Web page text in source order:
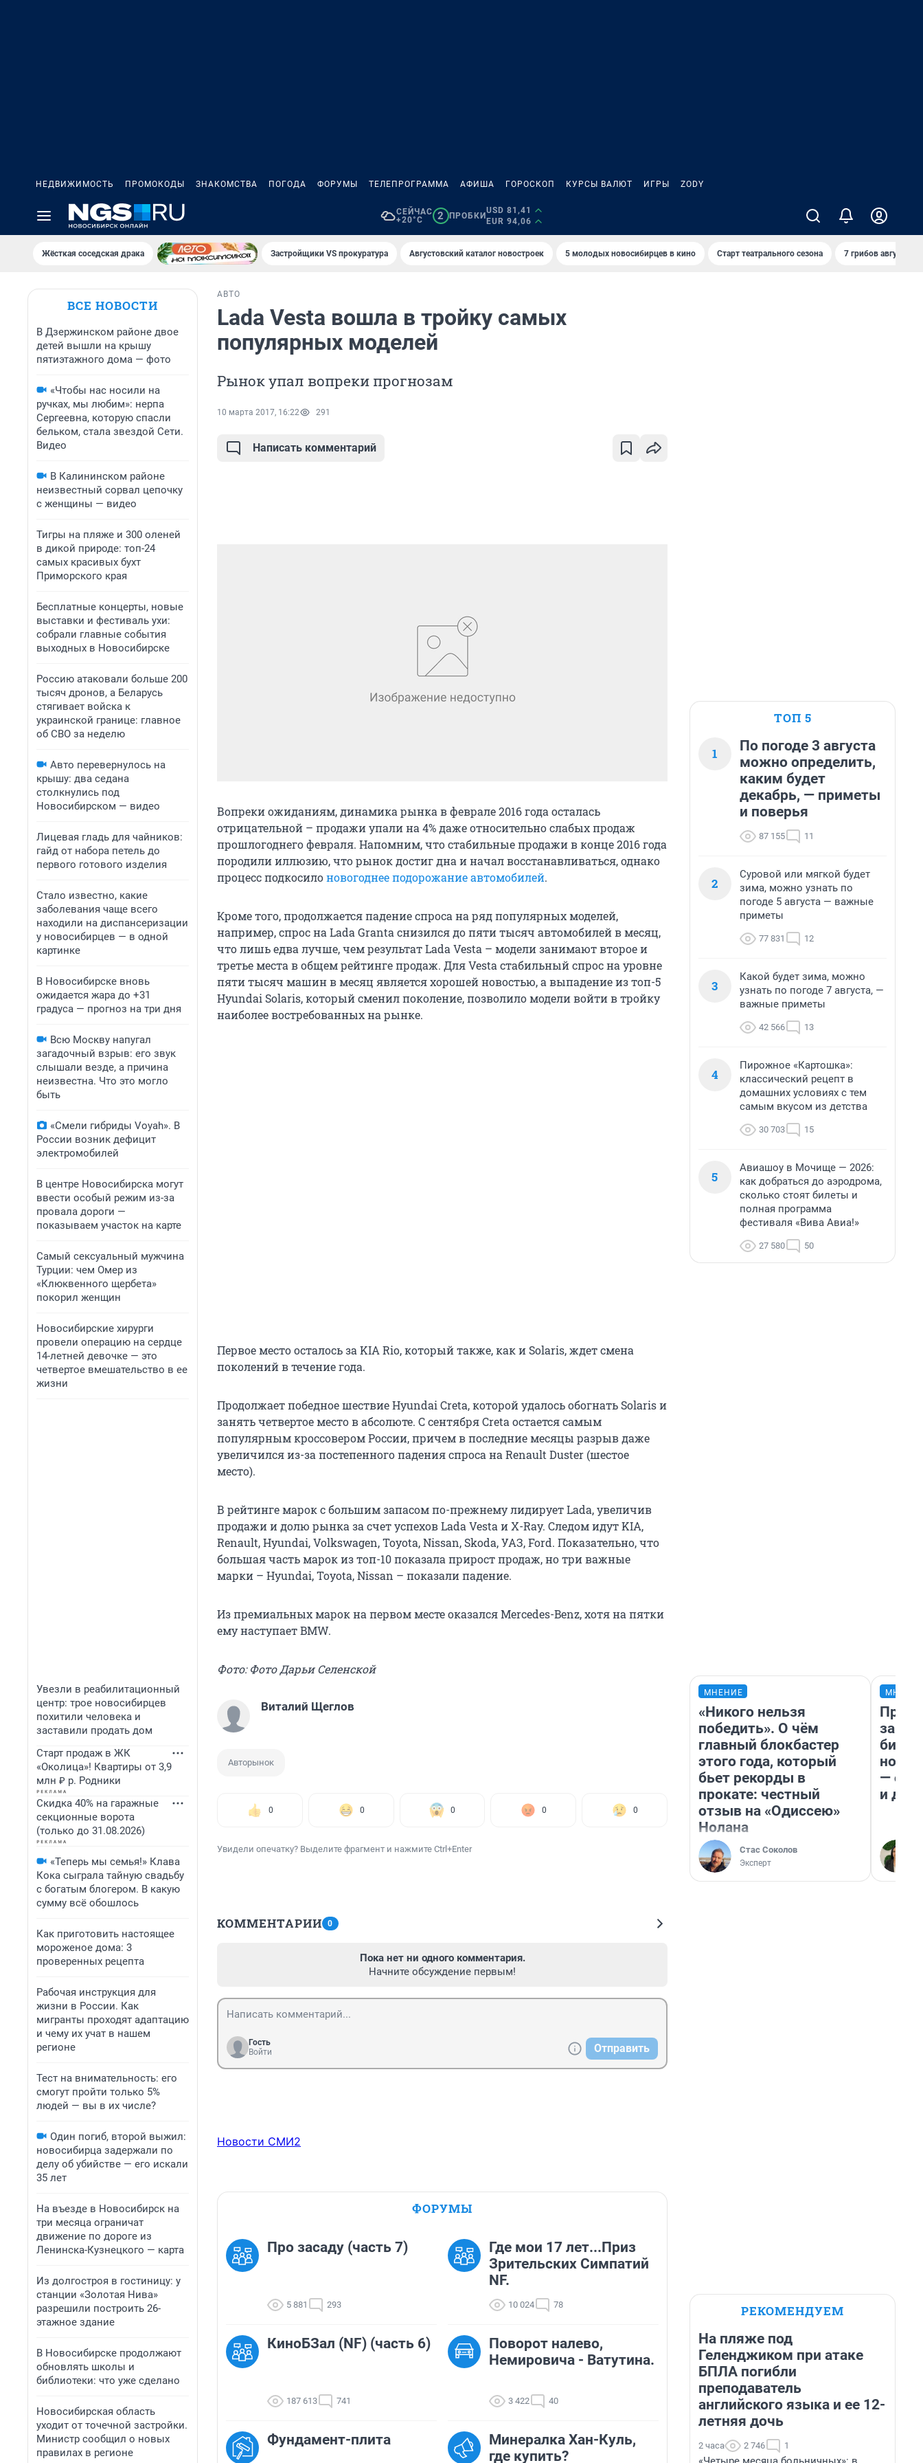
НЕДВИЖИМОСТЬ ПРОМОКОДЫ ЗНАКОМСТВА ПОГОДА ФОРУМЫ ТЕЛЕПРОГРАММА АФИША ГОРОСКОП КУРСЫ ВАЛЮТ ИГРЫ ZODY
СЕЙЧАС
+20°C
2 ПРОБКИ
USD 81,41
EUR 94,06
Жёсткая соседская драка Застройщики VS прокуратура Августовский каталог новостроек 5 молодых новосибирцев в кино Старт театрального сезона 7 грибов августа
ВСЕ НОВОСТИ
В Дзержинском районе двое
детей вышли на крышу
пятиэтажного дома — фото
«Чтобы нас носили на
ручках, мы любим»: нерпа
Сергеевна, которую спасли
бельком, стала звездой Сети.
Видео
В Калининском районе
неизвестный сорвал цепочку
с женщины — видео
Тигры на пляже и 300 оленей
в дикой природе: топ-24
самых красивых бухт
Приморского края
Бесплатные концерты, новые
выставки и фестиваль ухи:
собрали главные события
выходных в Новосибирске
Россию атаковали больше 200
тысяч дронов, а Беларусь
стягивает войска к
украинской границе: главное
об СВО за неделю
Авто перевернулось на
крышу: два седана
столкнулись под
Новосибирском — видео
Лицевая гладь для чайников:
гайд от набора петель до
первого готового изделия
Стало известно, какие
заболевания чаще всего
находили на диспансеризации
у новосибирцев — в одной
картинке
В Новосибирске вновь
ожидается жара до +31
градуса — прогноз на три дня
Всю Москву напугал
загадочный взрыв: его звук
слышали везде, а причина
неизвестна. Что это могло
быть
«Смели гибриды Voyah». В
России возник дефицит
электромобилей
В центре Новосибирска могут
ввести особый режим из-за
провала дороги —
показываем участок на карте
Самый сексуальный мужчина
Турции: чем Омер из
«Клюквенного щербета»
покорил женщин
Новосибирские хирурги
провели операцию на сердце
14-летней девочке — это
четвертое вмешательство в ее
жизни
Увезли в реабилитационный
центр: трое новосибирцев
похитили человека и
заставили продать дом
Старт продаж в ЖК
«Околица»! Квартиры от 3,9
млн ₽ р. Родники
Скидка 40% на гаражные
секционные ворота
(только до 31.08.2026)
«Теперь мы семья!» Клава
Кока сыграла тайную свадьбу
с богатым блогером. В какую
сумму всё обошлось
Как приготовить настоящее
мороженое дома: 3
проверенных рецепта
Рабочая инструкция для
жизни в России. Как
мигранты проходят адаптацию
и чему их учат в нашем
регионе
Тест на внимательность: его
смогут пройти только 5%
людей — вы в их числе?
Один погиб, второй выжил:
новосибирца задержали по
делу об убийстве — его искали
35 лет
На въезде в Новосибирск на
три месяца ограничат
движение по дороге из
Ленинска-Кузнецкого — карта
Из долгостроя в гостиницу: у
станции «Золотая Нива»
разрешили построить 26-
этажное здание
В Новосибирске продолжают
обновлять школы и
библиотеки: что уже сделано
Новосибирская область
уходит от точечной застройки.
Министр сообщил о новых
правилах в регионе
АВТО
Lada Vesta вошла в тройку самых
популярных моделей
Рынок упал вопреки прогнозам
10 марта 2017, 16:22 291
Написать комментарий
Вопреки ожиданиям, динамика рынка в феврале 2016 года осталась
отрицательной – продажи упали на 4% даже относительно слабых продаж
прошлогоднего февраля. Напомним, что стабильные продажи в конце 2016 года
породили иллюзию, что рынок достиг дна и начал восстанавливаться, однако
процесс подкосилоновогоднее подорожание автомобилей.
Кроме того, продолжается падение спроса на ряд популярных моделей,
например, спрос на Lada Granta снизился до пяти тысяч автомобилей в месяц,
что лишь едва лучше, чем результат Lada Vesta – модели занимают второе и
третье места в общем рейтинге продаж. Для Vesta стабильный спрос на уровне
пяти тысяч машин в месяц является хорошей новостью, а выпадение из топ-5
Hyundai Solaris, который сменил поколение, позволило модели войти в тройку
наиболее востребованных на рынке.
Первое место осталось за KIA Rio, который также, как и Solaris, ждет смена
поколений в течение года.
Продолжает победное шествие Hyundai Creta, которой удалось обогнать Solaris и
занять четвертое место в абсолюте. С сентября Creta остается самым
популярным кроссовером России, причем в последние месяцы разрыв даже
увеличился из-за постепенного падения спроса на Renault Duster (шестое
место).
В рейтинге марок с большим запасом по-прежнему лидирует Lada, увеличив
продажи и долю рынка за счет успехов Lada Vesta и X-Ray. Следом идут KIA,
Renault, Hyundai, Volkswagen, Toyota, Nissan, Skoda, УАЗ, Ford. Показательно, что
большая часть марок из топ-10 показала прирост продаж, но три важные
марки – Hyundai, Toyota, Nissan – показали падение.
Из премиальных марок на первом месте оказался Mercedes-Benz, хотя на пятки
ему наступает BMW.
Фото: Фото Дарьи Селенской
Виталий Щеглов
Авторынок
0 0 0 0 0
Увидели опечатку? Выделите фрагмент и нажмите Ctrl+Enter
КОММЕНТАРИИ 0
Пока нет ни одного комментария.
Начните обсуждение первым!
Гость
Войти
Отправить
Новости СМИ2
ФОРУМЫ
Про засаду (часть 7)
5 881 293
Где мои 17 лет...Приз
Зрительских Симпатий
NF.
10 024 78
КиноБЗал (NF) (часть 6)
187 613 741
Поворот налево,
Немировича - Ватутина.
3 422 40
Фундамент-плита
Минералка Хан-Куль,
где купить?
ТОП 5
1
По погоде 3 августа
можно определить,
каким будет
декабрь, — приметы
и поверья
87 155 11
2
Суровой или мягкой будет
зима, можно узнать по
погоде 5 августа — важные
приметы
77 831 12
3
Какой будет зима, можно
узнать по погоде 7 августа, —
важные приметы
42 566 13
4
Пирожное «Картошка»:
классический рецепт в
домашних условиях с тем
самым вкусом из детства
30 703 15
5
Авиашоу в Мочище — 2026:
как добраться до аэродрома,
сколько стоят билеты и
полная программа
фестиваля «Вива Авиа!»
27 580 50
МНЕНИЕ
«Никого нельзя
победить». О чём
главный блокбастер
этого года, который
бьет рекорды в
прокате: честный
отзыв на «Одиссею»
Нолана
Стас Соколов
Эксперт
— он
и
РЕКОМЕНДУЕМ
На пляже под
Геленджиком при атаке
БПЛА погибли
преподаватель
английского языка и ее 12-
летняя дочь
2 часа 2 746 1